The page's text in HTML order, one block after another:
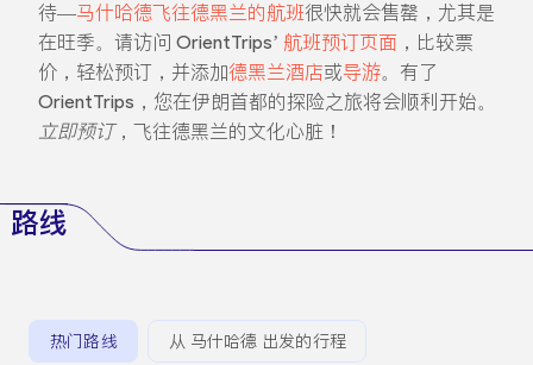
待—马什哈德飞往德黑兰的航班很快就会售罄，尤其是
在旺季。请访问 OrientTrips’ 航班预订页面 ，比较票
价，轻松预订，并添加德黑兰酒店或导游。有了
OrientTrips，您在伊朗首都的探险之旅将会顺利开始。
立即预订，飞往德黑兰的文化心脏！
路线
热门路线 从 马什哈德 出发的行程